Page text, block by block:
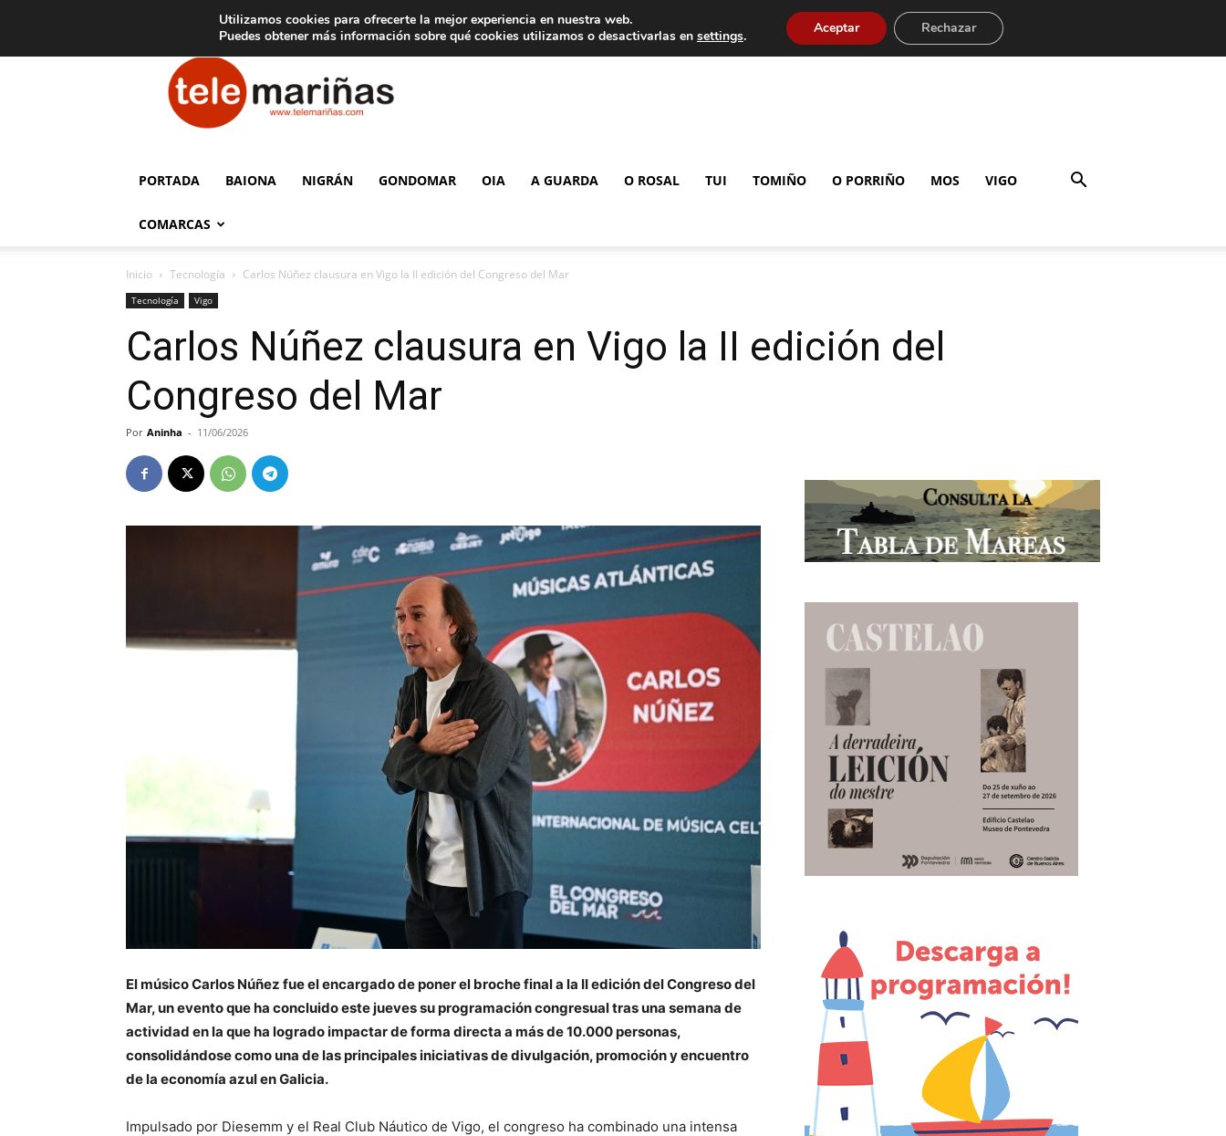
Aviso legal Tarifas de publicidad
Telemariñas
PORTADA BAIONA NIGRÁN GONDOMAR OIA A GUARDA O ROSAL TUI TOMIÑO O PORRIÑO MOS VIGO
COMARCAS
Inicio Tecnología Carlos Núñez clausura en Vigo la II edición del Congreso del Mar
Tecnología Vigo
Carlos Núñez clausura en Vigo la II edición del
Congreso del Mar
Por Aninha - 11/06/2026
El músico Carlos Núñez fue el encargado de poner el broche final a la II edición del Congreso del
Mar, un evento que ha concluido este jueves su programación congresual tras una semana de
actividad en la que ha logrado impactar de forma directa a más de 10.000 personas,
consolidándose como una de las principales iniciativas de divulgación, promoción y encuentro
de la economía azul en Galicia.
Impulsado por Diesemm y el Real Club Náutico de Vigo, el congreso ha combinado una intensa
Utilizamos cookies para ofrecerte la mejor experiencia en nuestra web.
Puedes obtener más información sobre qué cookies utilizamos o desactivarlas en settings. Aceptar Rechazar